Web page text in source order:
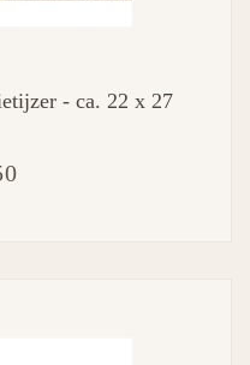
- ca. 22 x 27